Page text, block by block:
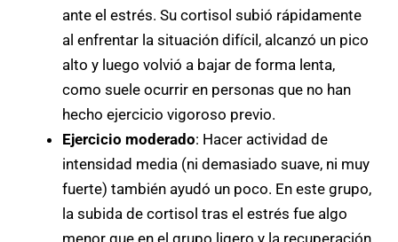
ante el estrés. Su cortisol subió rápidamente
al enfrentar la situación difícil, alcanzó un pico
alto y luego volvió a bajar de forma lenta,
como suele ocurrir en personas que no han
hecho ejercicio vigoroso previo.
Ejercicio moderado: Hacer actividad de
intensidad media (ni demasiado suave, ni muy
fuerte) también ayudó un poco. En este grupo,
la subida de cortisol tras el estrés fue algo
menor que en el grupo ligero y la recuperación